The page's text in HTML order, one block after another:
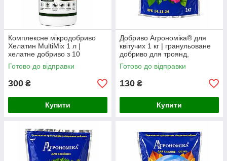
Комплексне мікродобриво
Хелатин MultiMix 1 л |
хелатне добриво з 10
мікроелементами для
позакореневого підживлення
Готово до відправки
300 ₴
Купити
Добриво Агрономіка® для
квітучих 1 кг | гранульоване
добриво для троянд,
декоративних чагарників та
квітучих рослин
Готово до відправки
130 ₴
Купити